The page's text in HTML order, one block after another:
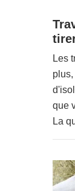
Les
que
La